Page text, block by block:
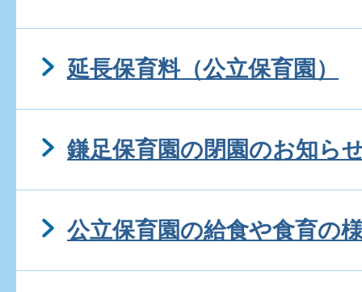
延長保育料（公立保育園）
鎌足保育園の閉園のお知ら
公立保育園の給食や食育の